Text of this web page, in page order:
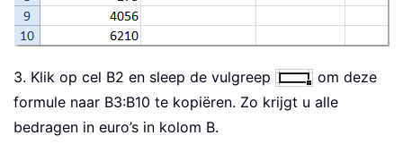
3. Klik op cel B2 en sleep de vulgreep
om deze
formule naar B3:B10 te kopiëren. Zo krijgt u alle
bedragen in euro’s in kolom B.